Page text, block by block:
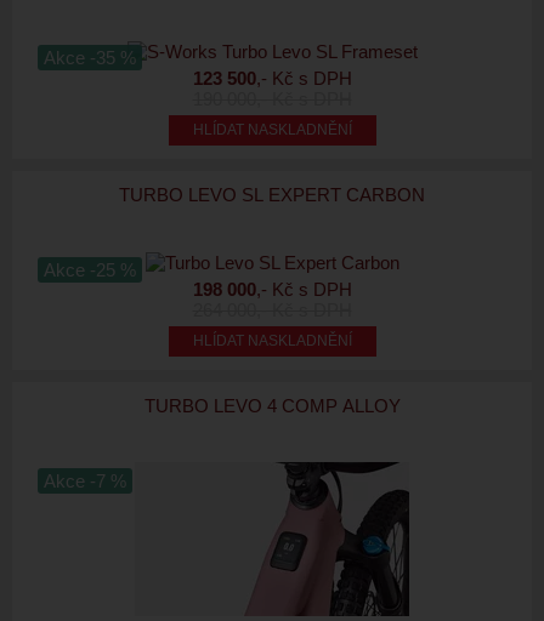
Akce -35 %
123 500,- Kč s DPH
HLÍDAT NASKLADNĚNÍ
TURBO LEVO SL EXPERT CARBON
Akce -25 %
198 000,- Kč s DPH
HLÍDAT NASKLADNĚNÍ
TURBO LEVO 4 COMP ALLOY
Akce -7 %